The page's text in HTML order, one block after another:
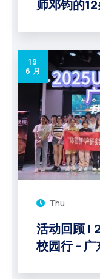
师邓钧的
19
6 月
Thu
活动回顾 |
校园行 –